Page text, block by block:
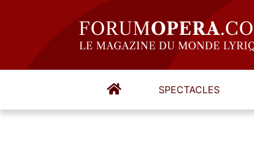
SPECTACLES